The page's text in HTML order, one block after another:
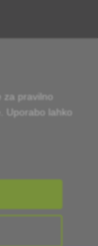
za pravilno
Uporabo lahko